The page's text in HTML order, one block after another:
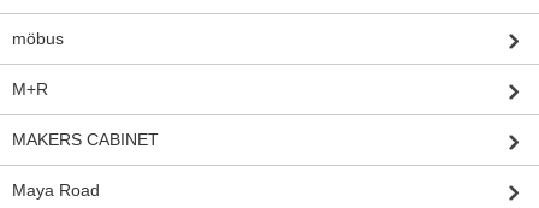
möbus
M+R
MAKERS CABINET
Maya Road